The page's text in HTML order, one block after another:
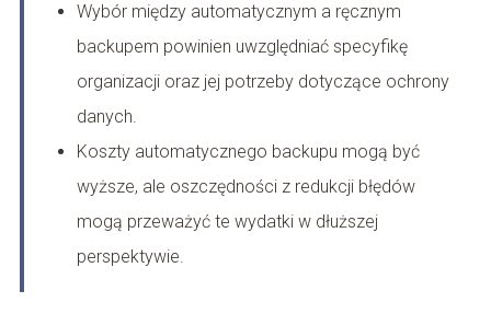
Wybór między automatycznym a ręcznym
backupem powinien uwzględniać specyfikę
organizacji oraz jej potrzeby dotyczące ochrony
danych.
Koszty automatycznego backupu mogą być
wyższe, ale oszczędności z redukcji błędów
mogą przeważyć te wydatki w dłuższej
perspektywie.